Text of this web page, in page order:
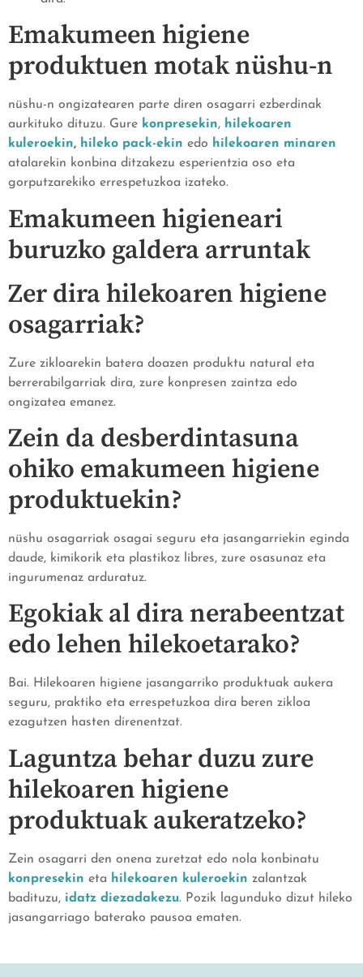
Emakumeen higiene
produktuen motak nüshu-n
nüshu-n ongizatearen parte diren osagarri ezberdinak
aurkituko dituzu. Gure konpresekin, hilekoaren
kuleroekin, hileko pack-ekin edo hilekoaren minaren
atalarekin konbina ditzakezu esperientzia oso eta
gorputzarekiko errespetuzkoa izateko.
Emakumeen higieneari
buruzko galdera arruntak
Zer dira hilekoaren higiene
osagarriak?
Zure zikloarekin batera doazen produktu natural eta
berrerabilgarriak dira, zure konpresen zaintza edo
ongizatea emanez.
Zein da desberdintasuna
ohiko emakumeen higiene
produktuekin?
nüshu osagarriak osagai seguru eta jasangarriekin eginda
daude, kimikorik eta plastikoz libres, zure osasunaz eta
ingurumenaz arduratuz.
Egokiak al dira nerabeentzat
edo lehen hilekoetarako?
Bai. Hilekoaren higiene jasangarriko produktuak aukera
seguru, praktiko eta errespetuzkoa dira beren zikloa
ezagutzen hasten direnentzat.
Laguntza behar duzu zure
hilekoaren higiene
produktuak aukeratzeko?
Zein osagarri den onena zuretzat edo nola konbinatu
konpresekin eta hilekoaren kuleroekin zalantzak
badituzu, idatz diezadakezu. Pozik lagunduko dizut hileko
jasangarriago baterako pausoa ematen.